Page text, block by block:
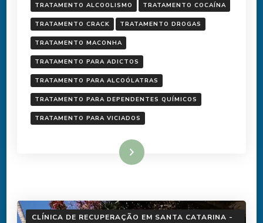
TRATAMENTO ALCOOLISMO TRATAMENTO COCAÍNA
TRATAMENTO CRACK TRATAMENTO DROGAS
TRATAMENTO MACONHA
TRATAMENTO PARA ADICTOS
TRATAMENTO PARA ALCOÓLATRAS
TRATAMENTO PARA DEPENDENTES QUÍMICOS
TRATAMENTO PARA VICIADOS
Ler mais
CLÍNICA DE RECUPERAÇÃO EM SANTA CATARINA -